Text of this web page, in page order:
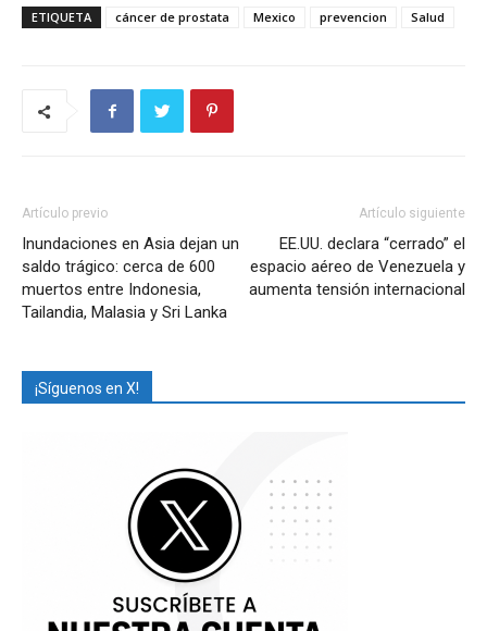
ETIQUETA cáncer de prostata Mexico prevencion Salud
Artículo previo
Inundaciones en Asia dejan un
saldo trágico: cerca de 600
muertos entre Indonesia,
Tailandia, Malasia y Sri Lanka
Artículo siguiente
EE.UU. declara “cerrado” el
espacio aéreo de Venezuela y
aumenta tensión internacional
¡Síguenos en X!